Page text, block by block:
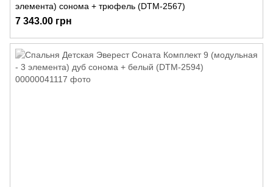
элемента) сонома + трюфель (DTM-2567)
7 343.00 грн